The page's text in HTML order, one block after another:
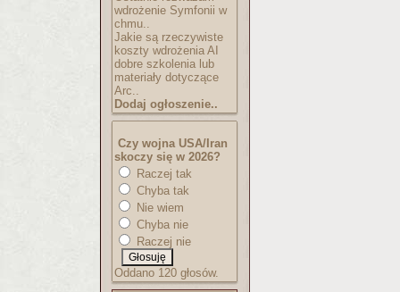
wdrożenie Symfonii w
chmu..
Jakie są rzeczywiste
koszty wdrożenia AI
dobre szkolenia lub
materiały dotyczące
Arc..
Dodaj ogłoszenie..
Czy wojna USA/Iran
skoczy się w 2026?
Raczej tak
Chyba tak
Nie wiem
Chyba nie
Raczej nie
Oddano 120 głosów.